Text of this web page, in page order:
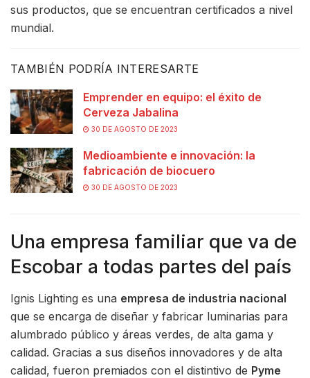
sus productos, que se encuentran certificados a nivel
mundial.
TAMBIÉN PODRÍA INTERESARTE
Emprender en equipo: el éxito de
Cerveza Jabalina
30 DE AGOSTO DE 2023
Medioambiente e innovación: la
fabricación de biocuero
30 DE AGOSTO DE 2023
Una empresa familiar que va de
Escobar a todas partes del país
Ignis Lighting es una empresa de industria nacional
que se encarga de diseñar y fabricar luminarias para
alumbrado público y áreas verdes, de alta gama y
calidad. Gracias a sus diseños innovadores y de alta
calidad, fueron premiados con el distintivo de Pyme